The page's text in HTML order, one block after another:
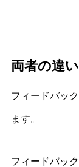
両者の違
フィードバッ
ます。
フィードバッ